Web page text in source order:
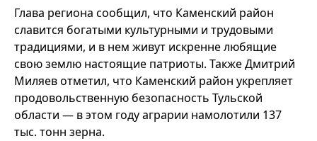
Глава региона сообщил, что Каменский район
славится богатыми культурными и трудовыми
традициями, и в нем живут искренне любящие
свою землю настоящие патриоты. Также Дмитрий
Миляев отметил, что Каменский район укрепляет
продовольственную безопасность Тульской
области — в этом году аграрии намолотили 137
тыс. тонн зерна.